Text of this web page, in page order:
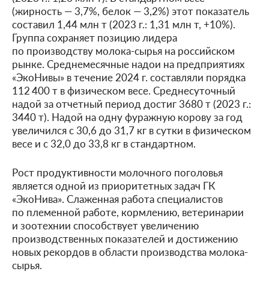
(жирность — 3,7%, белок — 3,2%) этот показатель
составил 1,44 млн т (2023 г.: 1,31 млн т, +10%).
Группа сохраняет позицию лидера
по производству молока-сырья на российском
рынке. Среднемесячные надои на предприятиях
«ЭкоНивы» в течение 2024 г. составляли порядка
112 400 т в физическом весе. Среднесуточный
надой за отчетный период достиг 3680 т (2023 г.:
3440 т). Надой на одну фуражную корову за год
увеличился с 30,6 до 31,7 кг в сутки в физическом
весе и с 32,0 до 33,8 кг в стандартном.
Рост продуктивности молочного поголовья
является одной из приоритетных задач ГК
«ЭкоНива». Слаженная работа специалистов
по племенной работе, кормлению, ветеринарии
и зоотехнии способствует увеличению
производственных показателей и достижению
новых рекордов в области производства молока-
сырья.